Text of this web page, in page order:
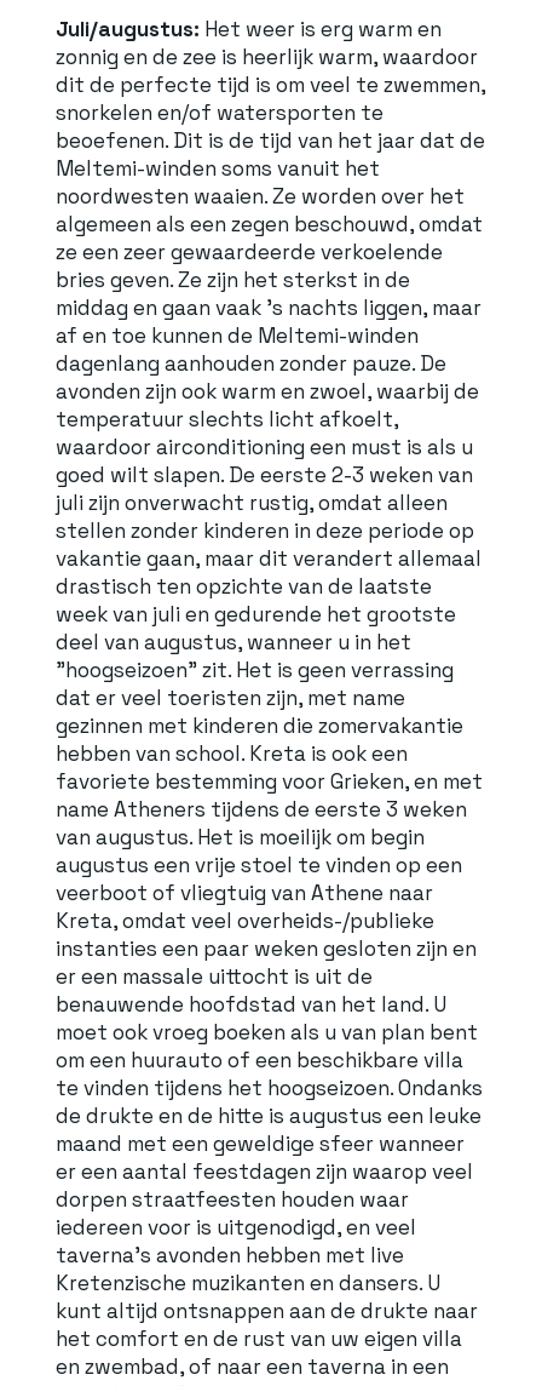
Juli/augustus: Het weer is erg warm en
zonnig en de zee is heerlijk warm, waardoor
dit de perfecte tijd is om veel te zwemmen,
snorkelen en/of watersporten te
beoefenen. Dit is de tijd van het jaar dat de
Meltemi-winden soms vanuit het
noordwesten waaien. Ze worden over het
algemeen als een zegen beschouwd, omdat
ze een zeer gewaardeerde verkoelende
bries geven. Ze zijn het sterkst in de
middag en gaan vaak 's nachts liggen, maar
af en toe kunnen de Meltemi-winden
dagenlang aanhouden zonder pauze. De
avonden zijn ook warm en zwoel, waarbij de
temperatuur slechts licht afkoelt,
waardoor airconditioning een must is als u
goed wilt slapen. De eerste 2-3 weken van
juli zijn onverwacht rustig, omdat alleen
stellen zonder kinderen in deze periode op
vakantie gaan, maar dit verandert allemaal
drastisch ten opzichte van de laatste
week van juli en gedurende het grootste
deel van augustus, wanneer u in het
"hoogseizoen" zit. Het is geen verrassing
dat er veel toeristen zijn, met name
gezinnen met kinderen die zomervakantie
hebben van school. Kreta is ook een
favoriete bestemming voor Grieken, en met
name Atheners tijdens de eerste 3 weken
van augustus. Het is moeilijk om begin
augustus een vrije stoel te vinden op een
veerboot of vliegtuig van Athene naar
Kreta, omdat veel overheids-/publieke
instanties een paar weken gesloten zijn en
er een massale uittocht is uit de
benauwende hoofdstad van het land. U
moet ook vroeg boeken als u van plan bent
om een ​​huurauto of een beschikbare villa
te vinden tijdens het hoogseizoen. Ondanks
de drukte en de hitte is augustus een leuke
maand met een geweldige sfeer wanneer
er een aantal feestdagen zijn waarop veel
dorpen straatfeesten houden waar
iedereen voor is uitgenodigd, en veel
taverna's avonden hebben met live
Kretenzische muzikanten en dansers. U
kunt altijd ontsnappen aan de drukte naar
het comfort en de rust van uw eigen villa
en zwembad, of naar een taverna in een